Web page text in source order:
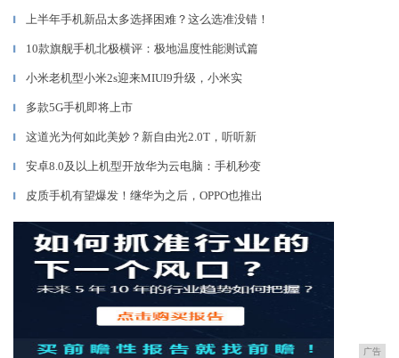
▎ 上半年手机新品太多选择困难？这么选准没错！
▎ 10款旗舰手机北极横评：极地温度性能测试篇
▎ 小米老机型小米2s迎来MIUI9升级，小米实
▎ 多款5G手机即将上市
▎ 这道光为何如此美妙？新自由光2.0T，听听新
▎ 安卓8.0及以上机型开放华为云电脑：手机秒变
▎ 皮质手机有望爆发！继华为之后，OPPO也推出
广告